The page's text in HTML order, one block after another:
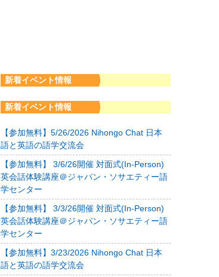
新着イベント情報
新着イベント情報
【参加無料】5/26/2026 Nihongo Chat 日本
語と英語の語学交流会
【参加無料】 3/6/26開催 対面式(In-Person)
英会話体験講座＠ジャパン・ソサエティー語
学センター
【参加無料】 3/3/26開催 対面式(In-Person)
英会話体験講座＠ジャパン・ソサエティー語
学センター
【参加無料】3/23/2026 Nihongo Chat 日本
語と英語の語学交流会